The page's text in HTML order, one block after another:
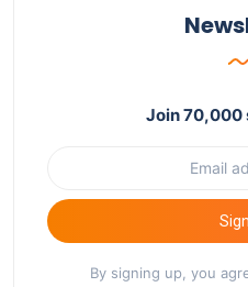
Join 70,000
By signing up, you